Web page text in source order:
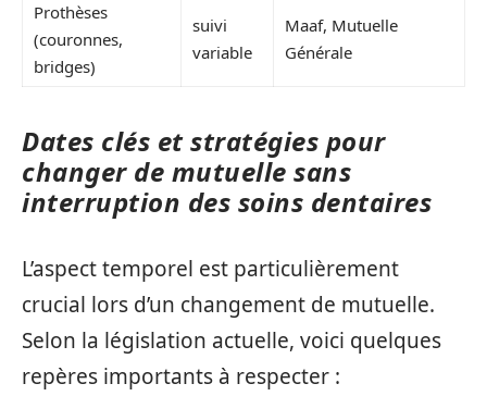
Prothèses
(couronnes,
bridges)
suivi
variable
Maaf, Mutuelle
Générale
Dates clés et stratégies pour
changer de mutuelle sans
interruption des soins dentaires
L’aspect temporel est particulièrement
crucial lors d’un changement de mutuelle.
Selon la législation actuelle, voici quelques
repères importants à respecter :